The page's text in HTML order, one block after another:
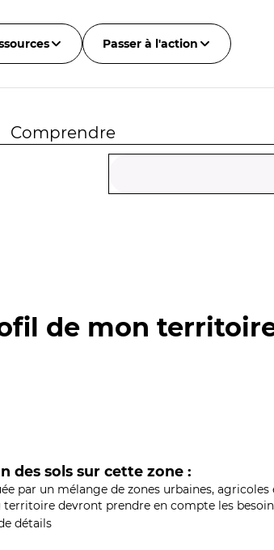
Passer à l'action
Comprendre
de mon
des sols sur cette zone :
par un mélange de zones urbaines, agricoles
devront prendre en compte les
détails